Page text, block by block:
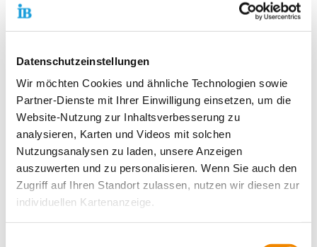
Datenschutzeinstellungen
Wir möchten Cookies und ähnliche Technologien sowie
Partner-Dienste mit Ihrer Einwilligung einsetzen, um die
Website-Nutzung zur Inhaltsverbesserung zu
analysieren, Karten und Videos mit solchen
Nutzungsanalysen zu laden, unsere Anzeigen
auszuwerten und zu personalisieren. Wenn Sie auch den
Zugriff auf Ihren Standort zulassen, nutzen wir diesen zur
individuellen Kartenanzeige.